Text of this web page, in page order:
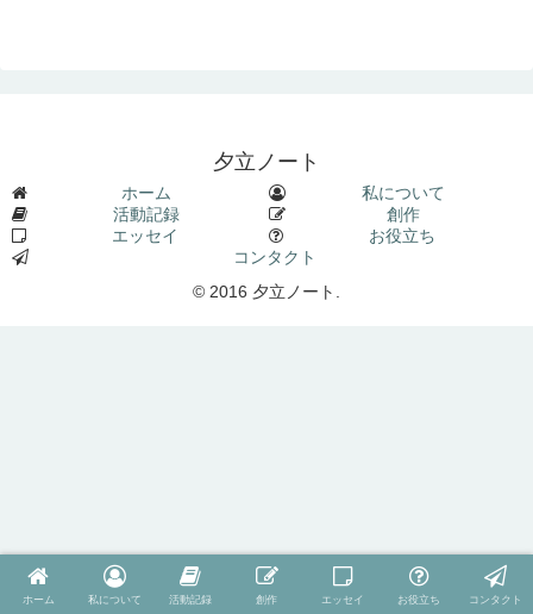
夕立ノート
ホーム
私について
活動記録
創作
エッセイ
お役立ち
コンタクト
© 2016 夕立ノート.
ホーム 私について 活動記録 創作 エッセイ お役立ち コンタクト